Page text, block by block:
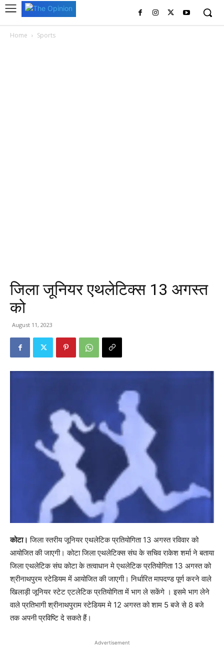
Home Sports
जिला जूनियर एथलेटिक्स 13 अगस्त
को
August 11, 2023
कोटा। जिला स्तरीय जूनियर एथलेटिक प्रतियोगिता 13 अगस्त रविवार को
आयोजित की जाएगी। कोटा जिला एथलेटिक्स संघ के सचिव राकेश शर्मा ने बताया
जिला एथलेटिक संघ कोटा के तत्वाधान मे एथलेटिक प्रतियोगिता 13 अगस्त को
श्रीनाथपुरम स्टेडियम में आयोजित की जाएगी। निर्धारित मापदण्ड पूर्ण करने वाले
खिलाड़ी जूनियर स्टेट एटलेटिक प्रतियोगिता में भाग ले सकेंगे । इसमे भाग लेने
वाले प्रतिभागी श्रीनाथपुराम स्टेडियम मे 12 अगस्त को शाम 5 बजे से 8 बजे
तक अपनी प्रविष्टि दे सकते हैं।
Advertisement